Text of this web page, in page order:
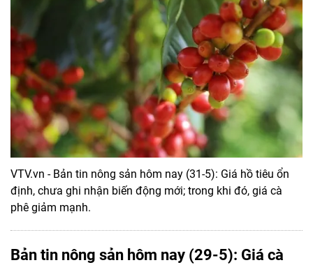
VTV.vn - Bản tin nông sản hôm nay (31-5): Giá hồ tiêu ổn
định, chưa ghi nhận biến động mới; trong khi đó, giá cà
phê giảm mạnh.
Bản tin nông sản hôm nay (29-5): Giá cà